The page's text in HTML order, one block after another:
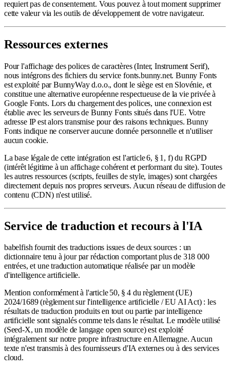
requiert pas de consentement. Vous pouvez à tout moment supprimer
cette valeur via les outils de développement de votre navigateur.
Ressources externes
Pour l'affichage des polices de caractères (Inter, Instrument Serif),
nous intégrons des fichiers du service fonts.bunny.net. Bunny Fonts
est exploité par BunnyWay d.o.o., dont le siège est en Slovénie, et
constitue une alternative européenne respectueuse de la vie privée à
Google Fonts. Lors du chargement des polices, une connexion est
établie avec les serveurs de Bunny Fonts situés dans l'UE. Votre
adresse IP est alors transmise pour des raisons techniques. Bunny
Fonts indique ne conserver aucune donnée personnelle et n'utiliser
aucun cookie.
La base légale de cette intégration est l'article 6, § 1, f) du RGPD
(intérêt légitime à un affichage cohérent et performant du site). Toutes
les autres ressources (scripts, feuilles de style, images) sont chargées
directement depuis nos propres serveurs. Aucun réseau de diffusion de
contenu (CDN) n'est utilisé.
Service de traduction et recours à l'IA
babelfish fournit des traductions issues de deux sources : un
dictionnaire tenu à jour par rédaction comportant plus de 318 000
entrées, et une traduction automatique réalisée par un modèle
d'intelligence artificielle.
Mention conformément à l'article 50, § 4 du règlement (UE)
2024/1689 (règlement sur l'intelligence artificielle / EU AI Act) : les
résultats de traduction produits en tout ou partie par intelligence
artificielle sont signalés comme tels dans le résultat. Le modèle utilisé
(Seed-X, un modèle de langage open source) est exploité
intégralement sur notre propre infrastructure en Allemagne. Aucun
texte n'est transmis à des fournisseurs d'IA externes ou à des services
cloud.